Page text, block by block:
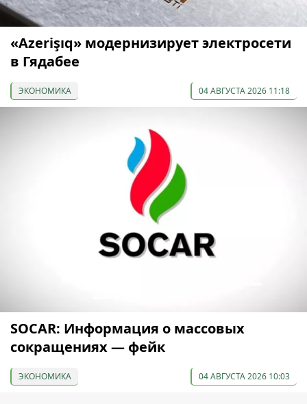
«Azerişıq» модернизирует электросети
в Гядабее
ЭКОНОМИКА 04 АВГУСТА 2026 11:18
SOCAR: Информация о массовых
сокращениях — фейк
ЭКОНОМИКА 04 АВГУСТА 2026 10:03